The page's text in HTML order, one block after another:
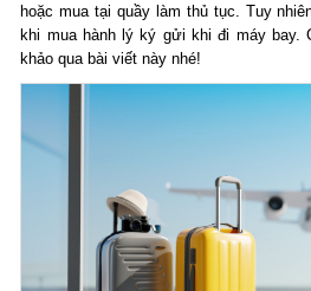
hoặc mua tại quầy làm thủ tục. Tuy
khi mua hành lý ký gửi khi đi máy bay.
khảo qua bài viết này nhé!